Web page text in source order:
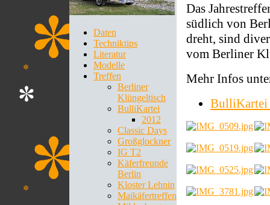
Daten
Techniktips
Literatur
Modelle
Treffen
Berliner
Klüngeltisch
BulliKartei
2012
Classic Days
Großglockner
IG T2
Käferfreunde
Berlin
Kloster Lehnin
Maikäfertreffen
Das
südlich von
dreht, sind
vom Berliner
Mehr Infos
BulliKartei